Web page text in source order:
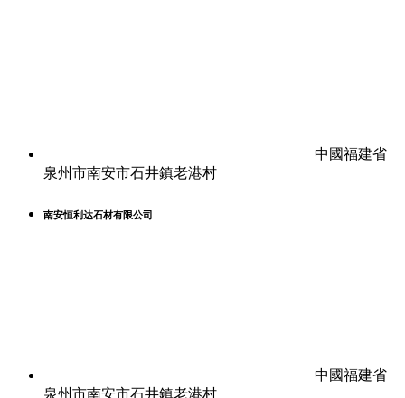
中國福建省
泉州市南安市石井鎮老港村
南安恒利达石材有限公司
中國福建省
泉州市南安市石井鎮老港村